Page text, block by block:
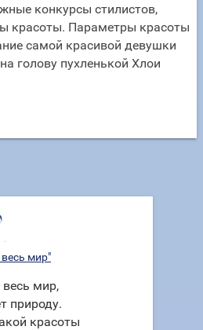
конкурсы стилистов,
красоты. Параметры красоты
самой красивой девушки
голову пухленькой Хлои
мир"
весь мир,
природу.
красоты